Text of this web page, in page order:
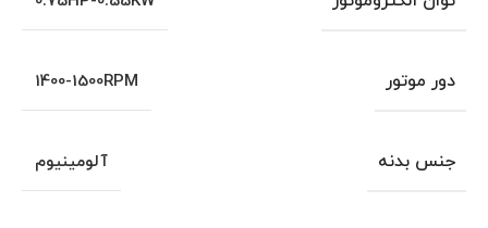
دور موتور 1400-1500RPM
جنس بدنه آلومینیوم